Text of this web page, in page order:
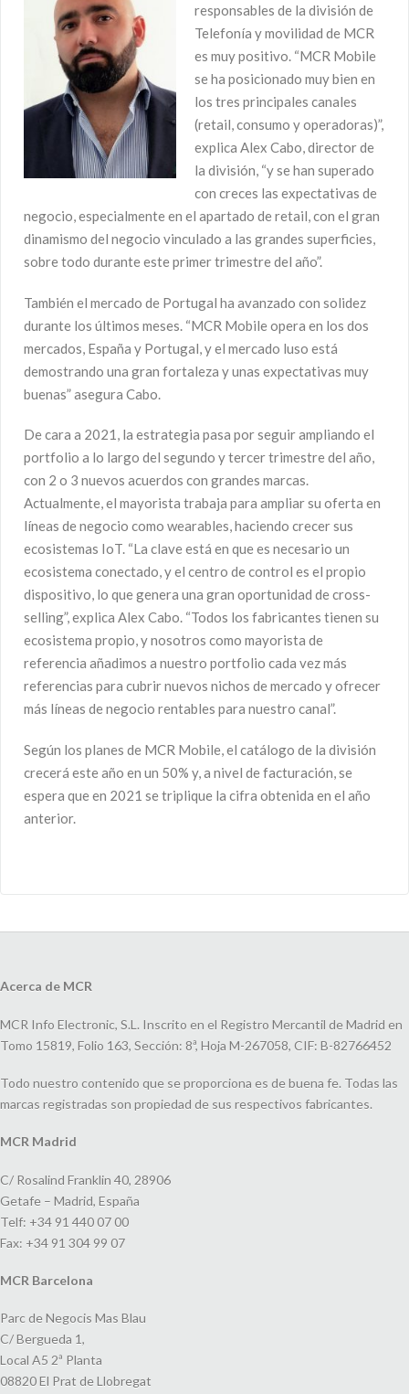
responsables de la división de
Telefonía y movilidad de MCR
es muy positivo. “MCR Mobile
se ha posicionado muy bien en
los tres principales canales
(retail, consumo y operadoras)”,
explica Alex Cabo, director de
la división, “y se han superado
con creces las expectativas de
negocio, especialmente en el apartado de retail, con el gran
dinamismo del negocio vinculado a las grandes superficies,
sobre todo durante este primer trimestre del año”.
También el mercado de Portugal ha avanzado con solidez
durante los últimos meses. “MCR Mobile opera en los dos
mercados, España y Portugal, y el mercado luso está
demostrando una gran fortaleza y unas expectativas muy
buenas” asegura Cabo.
De cara a 2021, la estrategia pasa por seguir ampliando el
portfolio a lo largo del segundo y tercer trimestre del año,
con 2 o 3 nuevos acuerdos con grandes marcas.
Actualmente, el mayorista trabaja para ampliar su oferta en
líneas de negocio como wearables, haciendo crecer sus
ecosistemas IoT. “La clave está en que es necesario un
ecosistema conectado, y el centro de control es el propio
dispositivo, lo que genera una gran oportunidad de cross-
selling”, explica Alex Cabo. “Todos los fabricantes tienen su
ecosistema propio, y nosotros como mayorista de
referencia añadimos a nuestro portfolio cada vez más
referencias para cubrir nuevos nichos de mercado y ofrecer
más líneas de negocio rentables para nuestro canal”.
Según los planes de MCR Mobile, el catálogo de la división
crecerá este año en un 50% y, a nivel de facturación, se
espera que en 2021 se triplique la cifra obtenida en el año
anterior.
Acerca de MCR
MCR Info Electronic, S.L. Inscrito en el Registro Mercantil de Madrid en
Tomo 15819, Folio 163, Sección: 8ª, Hoja M-267058, CIF: B-82766452
Todo nuestro contenido que se proporciona es de buena fe. Todas las
marcas registradas son propiedad de sus respectivos fabricantes.
MCR Madrid
C/ Rosalind Franklin 40, 28906
Getafe – Madrid, España
Telf: +34 91 440 07 00
Fax: +34 91 304 99 07
MCR Barcelona
Parc de Negocis Mas Blau
C/ Bergueda 1,
Local A5 2ª Planta
08820 El Prat de Llobregat